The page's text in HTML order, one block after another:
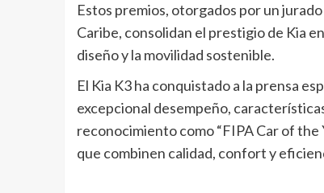
Estos premios, otorgados por un
Caribe, consolidan el prestigio de Kia
diseño y la movilidad sostenible.
El Kia K3 ha conquistado a la prensa
excepcional desempeño,
reconocimiento como “FIPA Car of
que combinen calidad, confort y